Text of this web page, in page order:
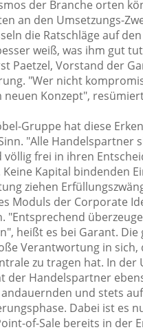
der Branche orten
an den Umsetzungs-
die Ratschläge auf
weiß, was ihm gut
Paetzel, Vorstand der
"Wer nicht
Konzept",
Gruppe hat diese
"Alle Handelspartner
frei in ihren
Kapital bindenden
ziehen
Moduls der Corporate
"Entsprechend
heißt es bei Garant.
Verantwortung in sich,
zu tragen hat. In der
der Handelspartner
und stets
Dabei ist es
of-Sale bereits in der